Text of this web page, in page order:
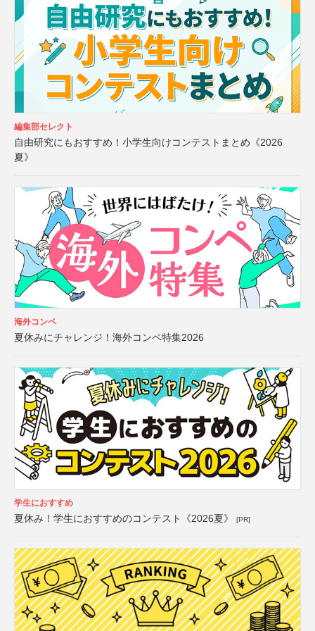
編集部セレクト
自由研究にもおすすめ！小学生向けコンテストまとめ《2026
夏》
海外コンペ
夏休みにチャレンジ！海外コンペ特集2026
学生におすすめ
夏休み！学生におすすめのコンテスト《2026夏》 [PR]